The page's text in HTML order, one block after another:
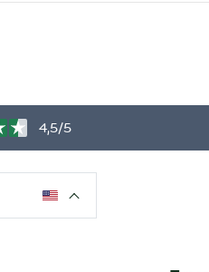
4,5/5